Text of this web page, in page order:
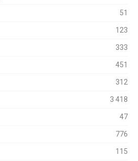
51
123
333
451
312
3 418
47
776
115